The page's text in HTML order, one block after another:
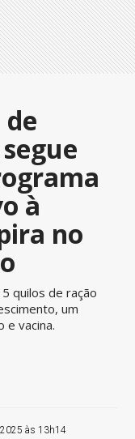
à
no
quilos de ração
um
e vacina.
às 13h14